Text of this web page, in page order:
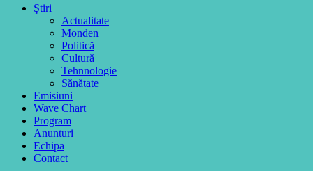
Ştiri
Actualitate
Monden
Politică
Cultură
Tehnnologie
Sănătate
Emisiuni
Wave Chart
Program
Anunturi
Echipa
Contact